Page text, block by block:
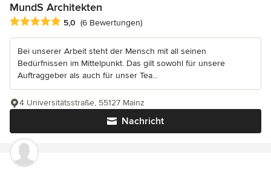
MundS Architekten
Durchschnittliche Bewertung: 5 von 5 Sternen
5,0 (6 Bewertungen)
Bei unserer Arbeit steht der Mensch mit all seinen
Bedürfnissen im Mittelpunkt. Das gilt sowohl für unsere
Auftraggeber als auch für unser Tea...
Nachricht
4 Universitätsstraße, 55127 Mainz